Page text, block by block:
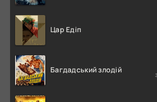
Цар Едіп
Багдадський злодій